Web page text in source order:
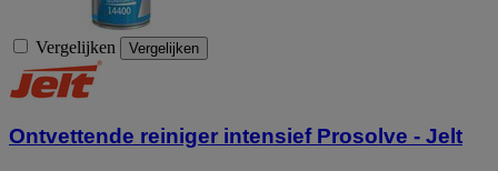
Vergelijken Vergelijken
Ontvettende reiniger intensief Prosolve - Jelt